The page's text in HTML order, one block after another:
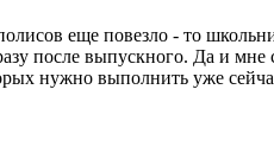
еще повезло - то
после выпускного. Да и мне
нужно выполнить уже